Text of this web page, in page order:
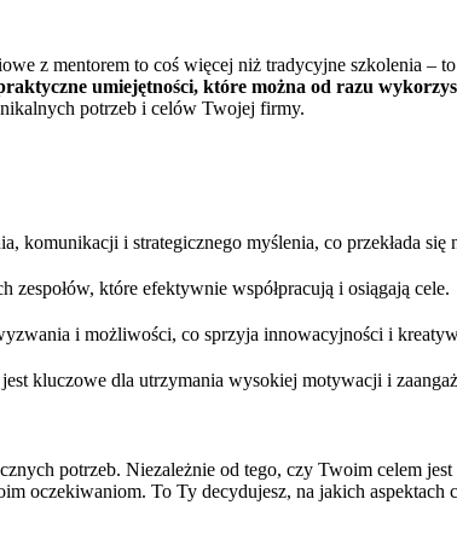
z mentorem to coś więcej niż tradycyjne szkolenia – to
umiejętności, które można od razu
potrzeb i celów Twojej firmy.
i strategicznego myślenia, co przekłada się
które efektywnie współpracują i osiągają cele.
i możliwości, co sprzyja innowacyjności i
kluczowe dla utrzymania wysokiej motywacji i
potrzeb. Niezależnie od tego, czy Twoim celem jest
oczekiwaniom. To Ty decydujesz, na jakich aspektach